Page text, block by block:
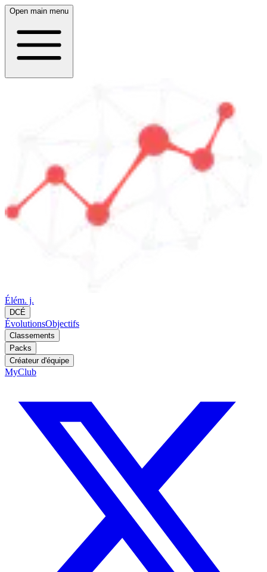
Open main menu
Élém. j.
DCÉ
ÉvolutionsObjectifs
Classements
Packs
Créateur d'équipe
MyClub